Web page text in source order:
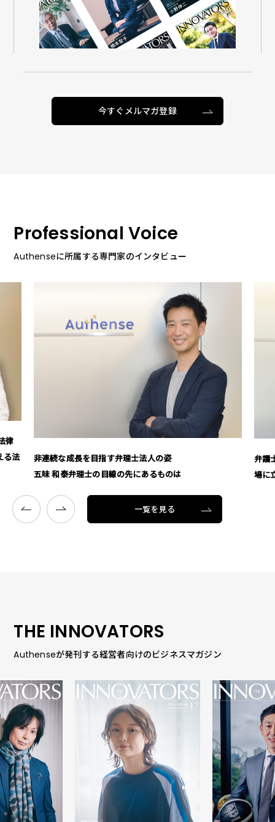
今すぐメルマガ登録
Professional Voice
Authenseに所属する専門家のインタビュー
の姿
るものは
弁護士の枠を超えて 鈴木 裕二弁護士が語る
場に立つ」信念
一覧を見る
THE INNOVATORS
Authenseが発刊する経営者向けのビジネスマガジン